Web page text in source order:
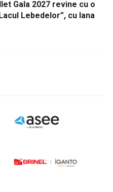
Gala 2027 revine cu o
Lebedelor”, cu Iana